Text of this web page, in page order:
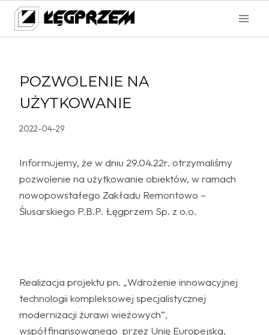
Przejdź
treści
POZWOLENIE NA
UŻYTKOWANIE
2022-04-29
Informujemy, że w dniu 29.04.22r. otrzymaliśmy
pozwolenie na użytkowanie obiektów, w ramach
nowopowstałego Zakładu Remontowo –
Ślusarskiego P.B.P. Łęgprzem Sp. z o.o.
Realizacja projektu pn. „Wdrożenie innowacyjnej
technologii kompleksowej specjalistycznej
modernizacji żurawi wieżowych”,
współfinansowanego przez Unię Europejską,